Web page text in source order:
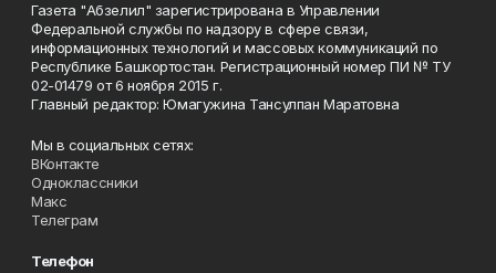
Газета "Абзелил" зарегистрирована в Управлении
Федеральной службы по надзору в сфере связи,
информационных технологий и массовых коммуникаций по
Республике Башкортостан. Регистрационный номер ПИ № ТУ
02-01479 от 6 ноября 2015 г.
Главный редактор: Юмагужина Тансулпан Маратовна
Мы в социальных сетях:
ВКонтакте
Одноклассники
Макс
Телеграм
Телефон